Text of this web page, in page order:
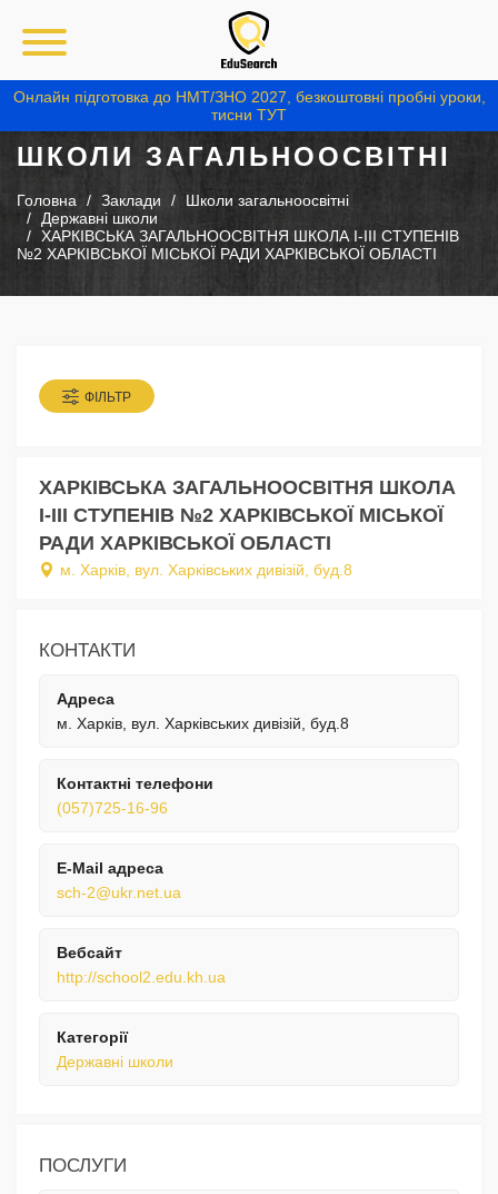
Онлайн підготовка до НМТ/ЗНО 2027, безкоштовні пробні уроки,
тисни ТУТ
ШКОЛИ ЗАГАЛЬНООСВІТНІ
Головна Заклади
Школи загальноосвітні
Державні школи
ХАРКІВСЬКА ЗАГАЛЬНООСВІТНЯ ШКОЛА І-ІІІ СТУПЕНІВ
№2 ХАРКІВСЬКОЇ МІСЬКОЇ РАДИ ХАРКІВСЬКОЇ ОБЛАСТІ
ФІЛЬТР
ХАРКІВСЬКА ЗАГАЛЬНООСВІТНЯ ШКОЛА
І-ІІІ СТУПЕНІВ №2 ХАРКІВСЬКОЇ МІСЬКОЇ
РАДИ ХАРКІВСЬКОЇ ОБЛАСТІ
м. Харків, вул. Харківських дивізій, буд.8
КОНТАКТИ
Адреса
м. Харків, вул. Харківських дивізій, буд.8
Контактні телефони
(057)725-16-96
E-Mail адреса
sch-2@ukr.net.ua
Вебсайт
http://school2.edu.kh.ua
Категорії
Державні школи
ПОСЛУГИ